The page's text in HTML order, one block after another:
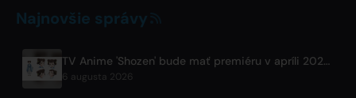
Najnovšie správy
TV Anime 'Shozen' bude mať premiéru v apríli 2027 na Fuji TV
6 augusta 2026